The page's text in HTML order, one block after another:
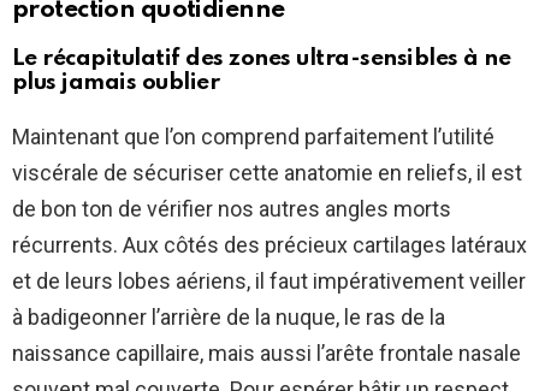
protection quotidienne
Le récapitulatif des zones ultra-sensibles à ne
plus jamais oublier
Maintenant que l’on comprend parfaitement l’utilité
viscérale de sécuriser cette anatomie en reliefs, il est
de bon ton de vérifier nos autres angles morts
récurrents. Aux côtés des précieux cartilages latéraux
et de leurs lobes aériens, il faut impérativement veiller
à badigeonner l’arrière de la nuque, le ras de la
naissance capillaire, mais aussi l’arête frontale nasale